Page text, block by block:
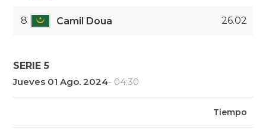
8 Camil Doua 26.02
SERIE 5
Jueves 01 Ago. 2024- 04:30
Tiempo